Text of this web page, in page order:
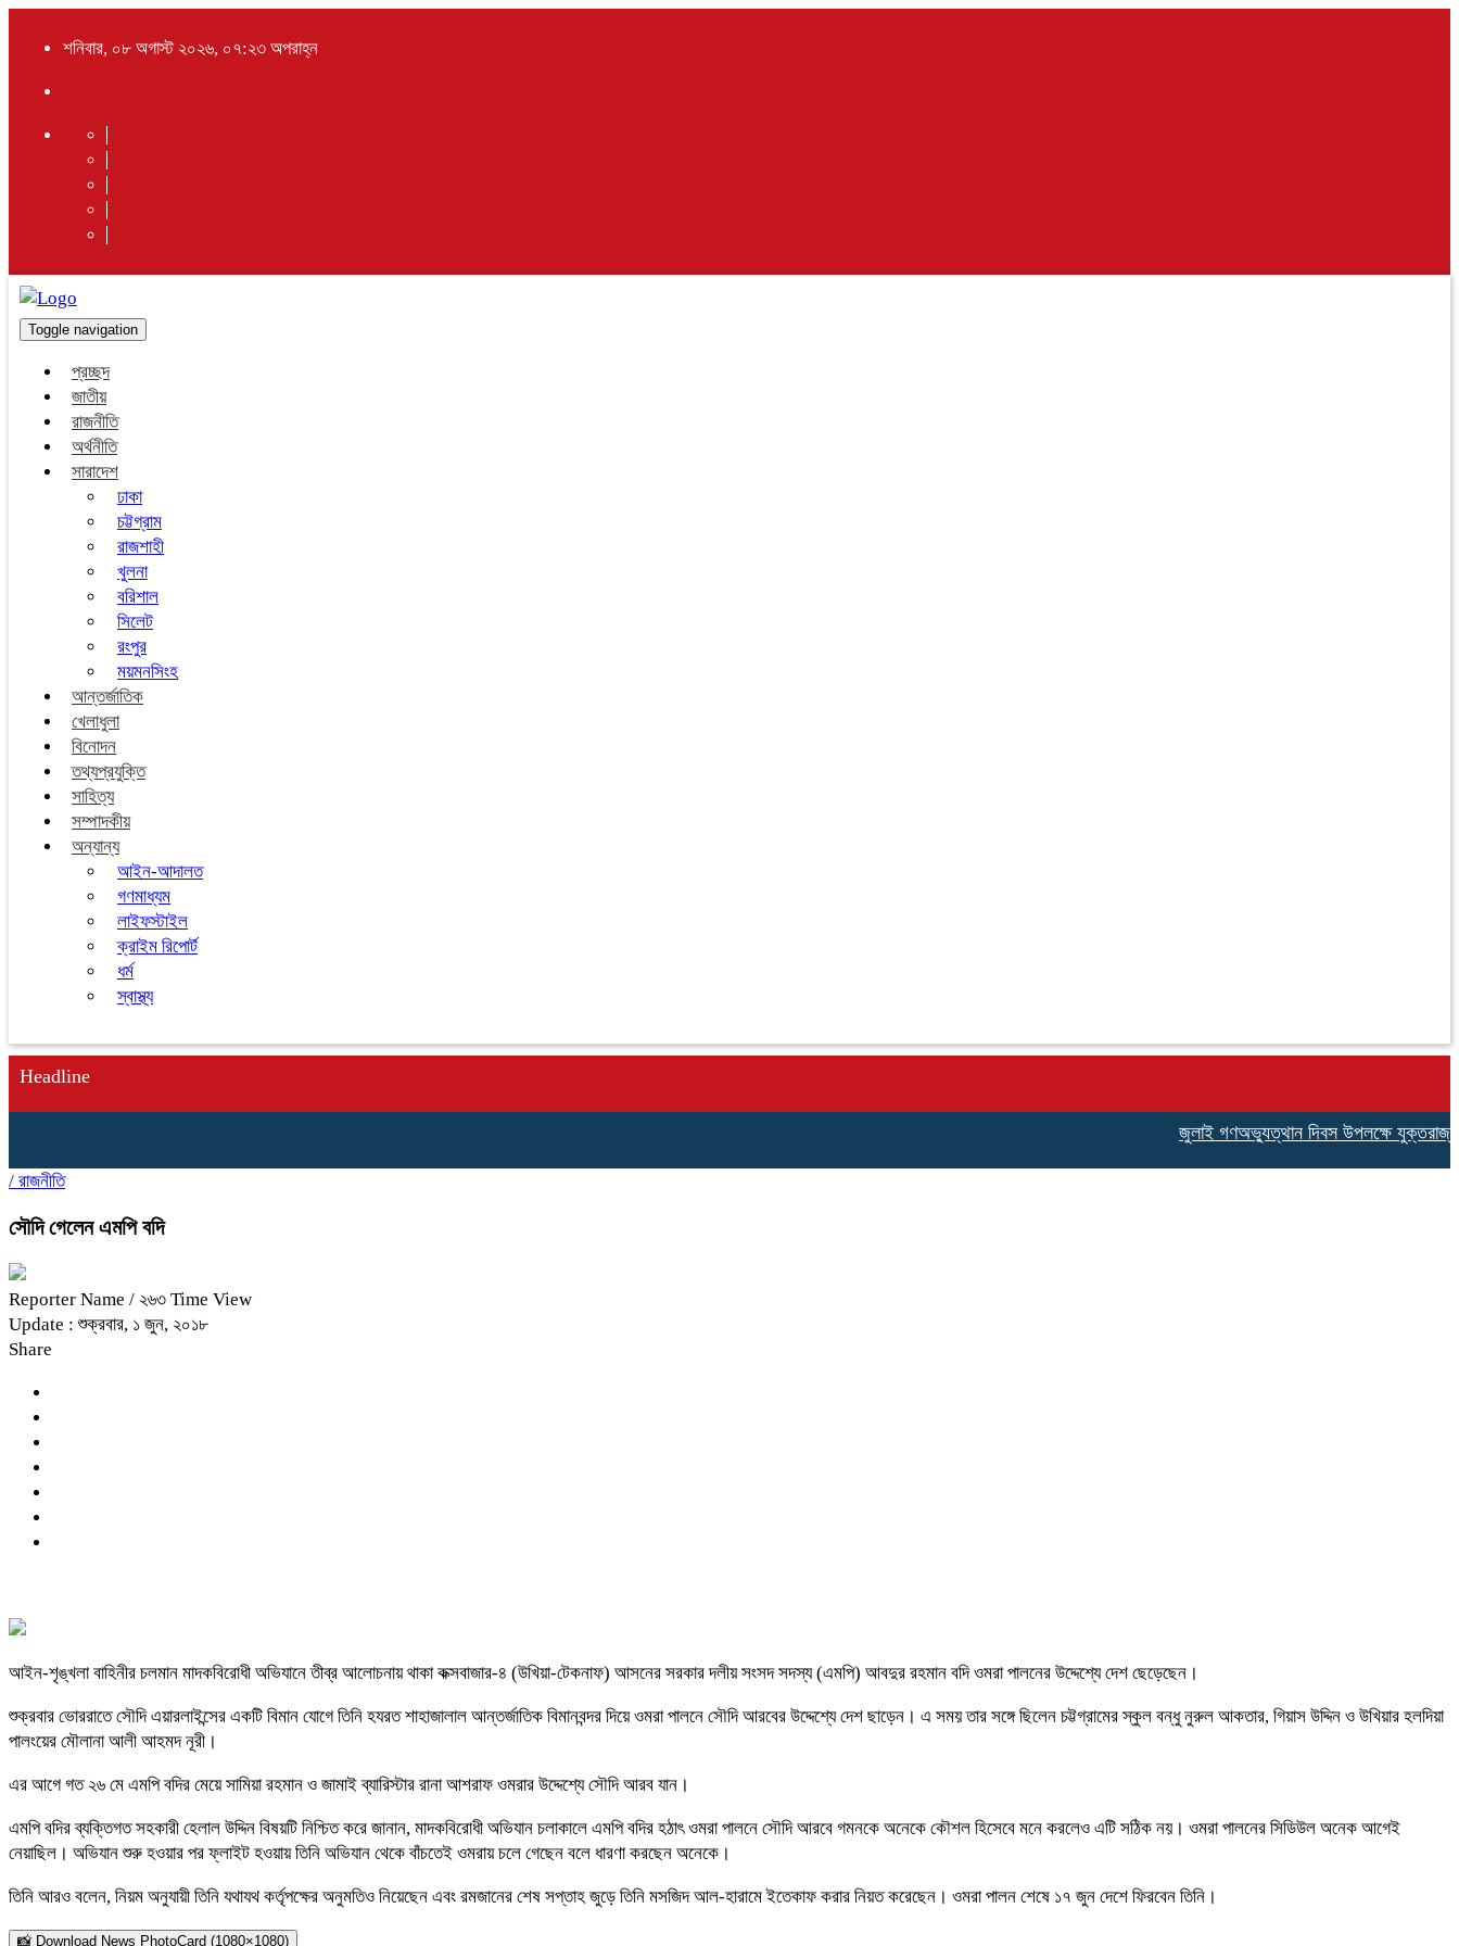
শনিবার, ০৮ অগাস্ট ২০২৬, ০৭:২৩ অপরাহ্ন
Toggle navigation
প্রচ্ছদ
জাতীয়
রাজনীতি
অর্থনীতি
সারাদেশ
ঢাকা
চট্টগ্রাম
রাজশাহী
খুলনা
বরিশাল
সিলেট
রংপুর
ময়মনসিংহ
আন্তর্জাতিক
খেলাধুলা
বিনোদন
তথ্যপ্রযুক্তি
সাহিত্য
সম্পাদকীয়
অন্যান্য
আইন-আদালত
গণমাধ্যম
লাইফস্টাইল
ক্রাইম রিপোর্ট
ধর্ম
স্বাস্থ্য
Headline
জুলাই গণঅভ্যুত্থান দিবস উপলক্ষে যুক্তরাজ্য
/ রাজনীতি
সৌদি গেলেন এমপি বদি
Reporter Name / ২৬৩ Time View
Update : শুক্রবার, ১ জুন, ২০১৮
Share
আইন-শৃঙ্খলা বাহিনীর চলমান মাদকবিরোধী অভিযানে তীব্র আলোচনায় থাকা কক্সবাজার-৪ (উখিয়া-টেকনাফ) আসনের সরকার দলীয় সংসদ সদস্য (এমপি) আবদুর রহমান বদি ওমরা পালনের উদ্দেশ্যে দেশ ছেড়েছেন।
শুক্রবার ভোররাতে সৌদি এয়ারলাইন্সের একটি বিমান যোগে তিনি হযরত শাহাজালাল আন্তর্জাতিক বিমানবন্দর দিয়ে ওমরা পালনে সৌদি আরবের উদ্দেশ্যে দেশ ছাড়েন। এ সময় তার সঙ্গে ছিলেন চট্টগ্রামের স্কুল বন্ধু নুরুল আকতার, গিয়াস উদ্দিন ও উখিয়ার হলদিয়া
পালংয়ের মৌলানা আলী আহমদ নূরী।
এর আগে গত ২৬ মে এমপি বদির মেয়ে সামিয়া রহমান ও জামাই ব্যারিস্টার রানা আশরাফ ওমরার উদ্দেশ্যে সৌদি আরব যান।
এমপি বদির ব্যক্তিগত সহকারী হেলাল উদ্দিন বিষয়টি নিশ্চিত করে জানান, মাদকবিরোধী অভিযান চলাকালে এমপি বদির হঠাৎ ওমরা পালনে সৌদি আরবে গমনকে অনেকে কৌশল হিসেবে মনে করলেও এটি সঠিক নয়। ওমরা পালনের সিডিউল অনেক আগেই
নেয়াছিল। অভিযান শুরু হওয়ার পর ফ্লাইট হওয়ায় তিনি অভিযান থেকে বাঁচতেই ওমরায় চলে গেছেন বলে ধারণা করছেন অনেকে।
তিনি আরও বলেন, নিয়ম অনুযায়ী তিনি যথাযথ কর্তৃপক্ষের অনুমতিও নিয়েছেন এবং রমজানের শেষ সপ্তাহ জুড়ে তিনি মসজিদ আল-হারামে ইতেকাফ করার নিয়ত করেছেন। ওমরা পালন শেষে ১৭ জুন দেশে ফিরবেন তিনি।
📸 Download News PhotoCard (1080×1080)